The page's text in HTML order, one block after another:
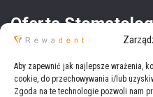
Aby zapewnić jak najlepsze wrażenia,
cookie, do przechowywania i/lub
Zgoda na te technologie pozwoli nam
Oferta
Oferta Medyczna